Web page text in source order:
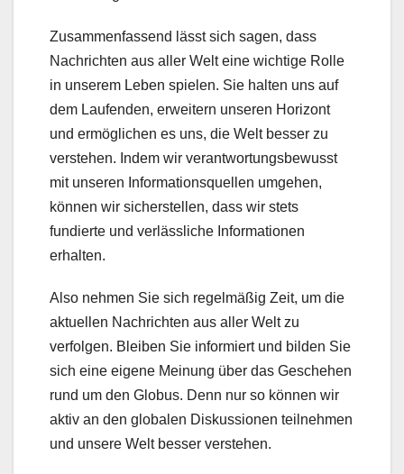
Zusammenfassend lässt sich sagen, dass
Nachrichten aus aller Welt eine wichtige Rolle
in unserem Leben spielen. Sie halten uns auf
dem Laufenden, erweitern unseren Horizont
und ermöglichen es uns, die Welt besser zu
verstehen. Indem wir verantwortungsbewusst
mit unseren Informationsquellen umgehen,
können wir sicherstellen, dass wir stets
fundierte und verlässliche Informationen
erhalten.
Also nehmen Sie sich regelmäßig Zeit, um die
aktuellen Nachrichten aus aller Welt zu
verfolgen. Bleiben Sie informiert und bilden Sie
sich eine eigene Meinung über das Geschehen
rund um den Globus. Denn nur so können wir
aktiv an den globalen Diskussionen teilnehmen
und unsere Welt besser verstehen.